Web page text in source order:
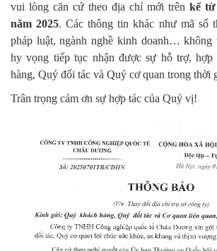
vui lòng căn cứ theo địa chỉ mới trên kể từ
năm 2025. Các thông tin khác như mã số
pháp luật, ngành nghề kinh doanh… không
hy vọng tiếp tục nhận được sự hỗ trợ, hợp
hàng, Quý đối tác và Quý cơ quan trong thời
Trân trọng cảm ơn sự hợp tác của Quý vị!